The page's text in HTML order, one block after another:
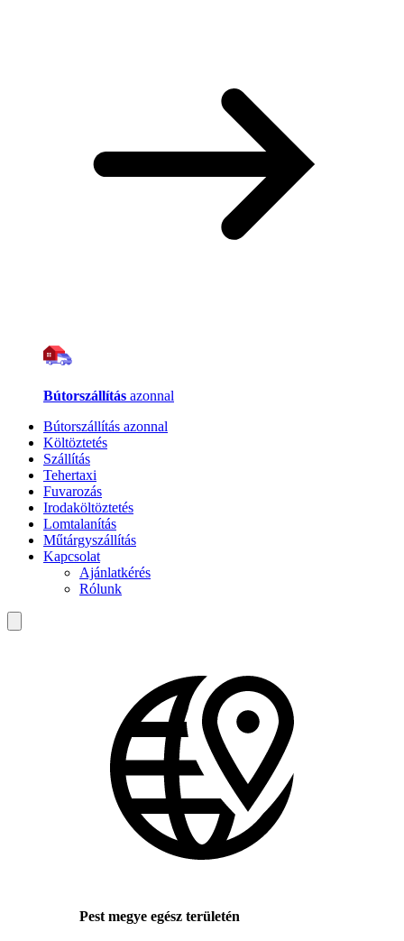
Bútorszállítás azonnal
Bútorszállítás azonnal
Költöztetés
Szállítás
Tehertaxi
Fuvarozás
Irodaköltöztetés
Lomtalanítás
Műtárgyszállítás
Kapcsolat
Ajánlatkérés
Rólunk
Pest megye egész területén